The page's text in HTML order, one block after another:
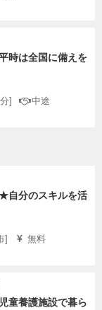
時は全国に備えを
]
中途
自分のスキルを活
]
無料
童養護施設で暮ら